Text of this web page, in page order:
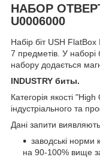
НАБОР
U0006000
Набір біт USH
7 предметів. У
набору додається
INDUSTRY биты.
Категорія якості
індустріального та
Дані запити
заводські норми
на 90-100% вище